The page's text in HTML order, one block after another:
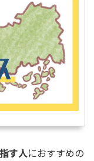
す人におすすめの